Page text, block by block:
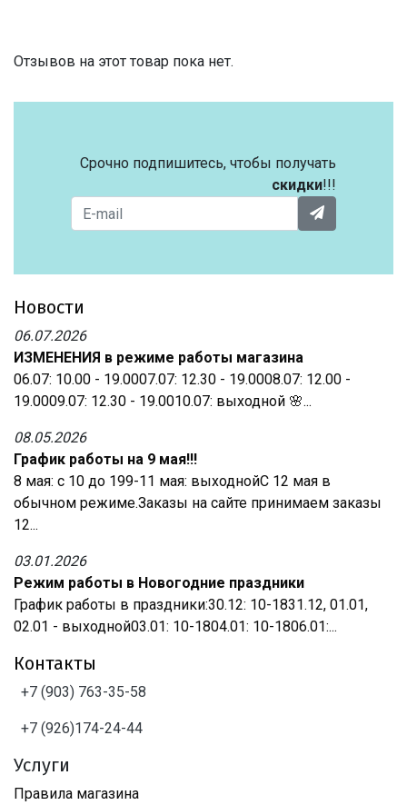
Отзывов на этот товар пока нет.
Срочно подпишитесь, чтобы получать
скидки!!!
Новости
06.07.2026
ИЗМЕНЕНИЯ в режиме работы магазина
06.07: 10.00 - 19.0007.07: 12.30 - 19.0008.07: 12.00 -
19.0009.07: 12.30 - 19.0010.07: выходной 🌸...
08.05.2026
График работы на 9 мая!!!
8 мая: с 10 до 199-11 мая: выходнойС 12 мая в
обычном режиме.Заказы на сайте принимаем заказы
12...
03.01.2026
Режим работы в Новогодние праздники
График работы в праздники:30.12: 10-1831.12, 01.01,
02.01 - выходной03.01: 10-1804.01: 10-1806.01:...
Контакты
+7 (903) 763-35-58
+7 (926)174-24-44
Услуги
Правила магазина